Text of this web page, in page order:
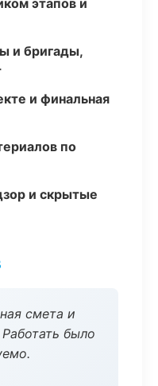
этапов и
и бригады,
и финальная
по
и скрытые
смета и
было